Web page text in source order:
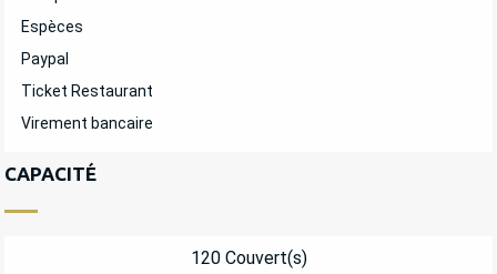
Espèces
Paypal
Ticket Restaurant
Virement bancaire
CAPACITÉ
120 Couvert(s)